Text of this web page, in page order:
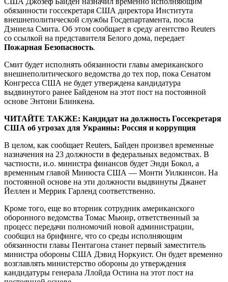
обязанности госсекретаря США директора Института
внешнеполитической службы Госдепартамента, посла
Дэниела Смита. Об этом сообщает в среду агентство Reuters
со ссылкой на представителя Белого дома, передает
Пожарная Безопасность.
Смит будет исполнять обязанности главы американского
внешнеполитического ведомства до тех пор, пока Сенатом
Конгресса США не будет утверждена кандидатура
выдвинутого ранее Байденом на этот пост на постоянной
основе Энтони Блинкена.
ЧИТАЙТЕ ТАКЖЕ: Кандидат на должность Госсекретаря
США об угрозах для Украины: Россия и коррупция
В целом, как сообщает Reuters, Байден произвел временные
назначения на 23 должности в федеральных ведомствах. В
частности, и.о. министра финансов будет Энди Бокол, а
временным главой Минюста США — Монти Уилкинсон. На
постоянной основе на эти должности выдвинуты Джанет
Йеллен и Меррик Гарленд соответственно.
Кроме того, еще во вторник сотрудник американского
оборонного ведомства Томас Мьюир, ответственный за
процесс передачи полномочий новой администрации,
сообщил на брифинге, что со среды исполняющим
обязанности главы Пентагона станет первый заместитель
министра обороны США Дэвид Норкуист. Он будет временно
возглавлять министерство обороны до утверждения
кандидатуры генерала Ллойда Остина на этот пост на